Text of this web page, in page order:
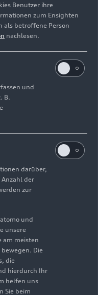
AG
honorarfrei
Hinweisgebersystem
Kontakt
CO₂-
wurden nach dem
„Worldwide
(WLTP) gemäß
und
können relevante
Benutzer ihre
zum Ensighten
als betroffene Person
nachlesen.
und
B.
darüber,
der
zur
und
unsere
am meisten
bewegen. Die
die
hierdurch Ihr
helfen uns
Sie beim